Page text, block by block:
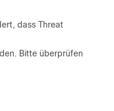
dass Threat
Bitte überprüfen